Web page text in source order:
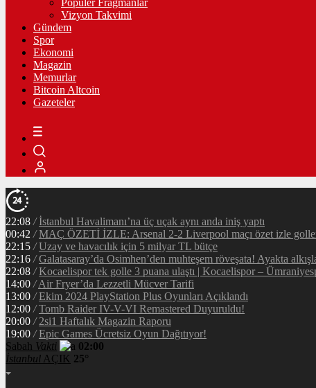
Popüler Fragmanlar
Vizyon Takvimi
Gündem
Spor
Ekonomi
Magazin
Memurlar
Bitcoin Altcoin
Gazeteler
22:08 / İstanbul Havalimanı’na üç uçak aynı anda iniş yaptı
00:42 / MAÇ ÖZETİ İZLE: Arsenal 2-2 Liverpool maçı özet izle
22:15 / Uzay ve havacılık için 5 milyar TL bütçe
22:16 / Galatasaray’da Osimhen’den muhteşem röveşata! Ayakta
22:08 / Kocaelispor tek golle 3 puana ulaştı | Kocaelispor –
14:00 / Air Fryer’da Lezzetli Mücver Tarifi
13:00 / Ekim 2024 PlayStation Plus Oyunları Açıklandı
12:00 / Tomb Raider IV-V-VI Remastered Duyuruldu!
20:00 / 2si1 Haftalık Magazin Raporu
19:00 / Epic Games Ücretsiz Oyun Dağıtıyor!
Sabah Vakti
02:00
İstanbul AÇIK 25°